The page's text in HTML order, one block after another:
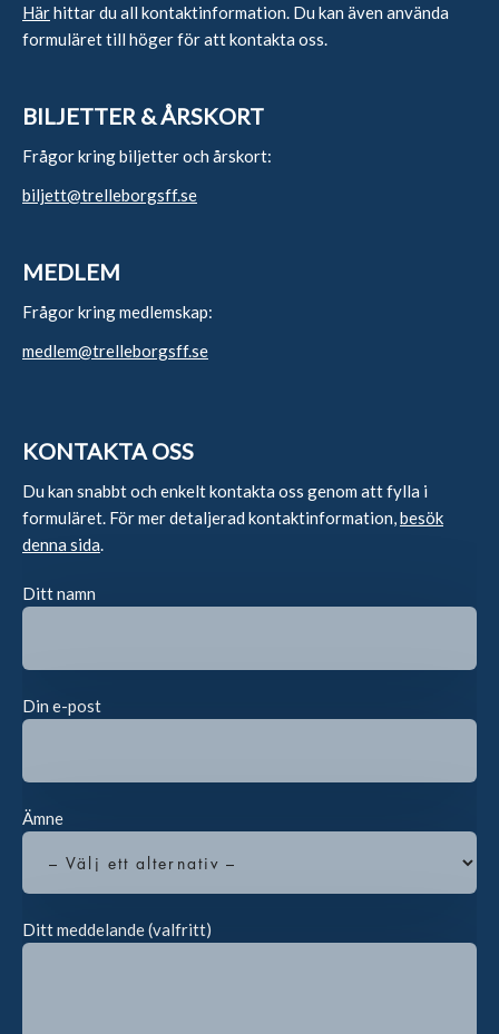
Härhittar du all kontaktinformation. Du kan även använda
formuläret till höger för att kontakta oss.
BILJETTER & ÅRSKORT
Frågor kring biljetter och årskort:
biljett@trelleborgsff.se
MEDLEM
Frågor kring medlemskap:
medlem@trelleborgsff.se
KONTAKTA OSS
Du kan snabbt och enkelt kontakta oss genom att fylla i
formuläret. För mer detaljerad kontaktinformation,besök
denna sida.
Ditt namn
Din e-post
Ämne
Ditt meddelande (valfritt)